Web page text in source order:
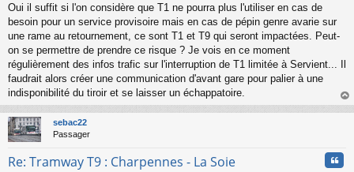
e
s
s
g
e
n
o
n
l
u
Oui il suffit si l'on considère que T1 ne pourra plus l'utiliser en cas de
besoin pour un service provisoire mais en cas de pépin genre avarie sur
une rame au retournement, ce sont T1 et T9 qui seront impactées. Peut-
on se permettre de prendre ce risque ? Je vois en ce moment
régulièrement des infos trafic sur l'interruption de T1 limitée à Servient... Il
faudrait alors créer une communication d'avant gare pour palier à une
indisponibilité du tiroir et se laisser un échappatoire.
au
sebac22
Passager
Re: Tramway T9 : Charpennes - La Soie